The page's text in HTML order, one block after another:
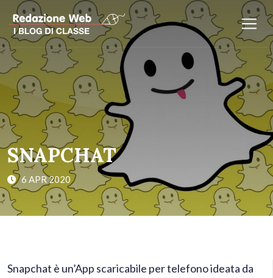
SNAPCHAT
6 APR 2020
Snapchat è un’App scaricabile per telefono ideata da